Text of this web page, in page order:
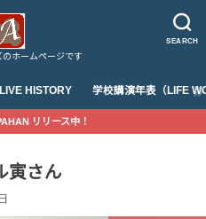
SEARCH
ホームページです
HISTORY 学校講演年表（LIFE
リリース中！
寅さん